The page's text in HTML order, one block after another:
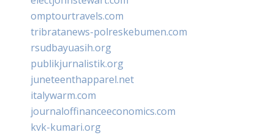
omptourtravels.com
tribratanews-polreskebumen.com
rsudbayuasih.org
publikjurnalistik.org
juneteenthapparel.net
italywarm.com
journaloffinanceeconomics.com
kvk-kumari.org